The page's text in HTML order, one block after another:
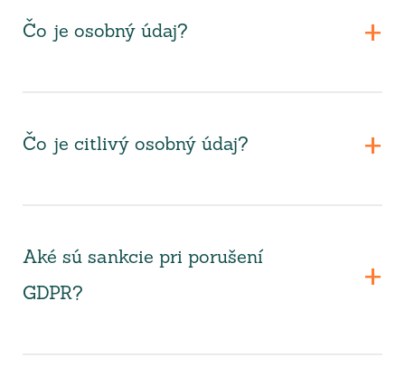
Čo je osobný údaj?
Čo je citlivý osobný údaj?
Aké sú sankcie pri porušení
GDPR?